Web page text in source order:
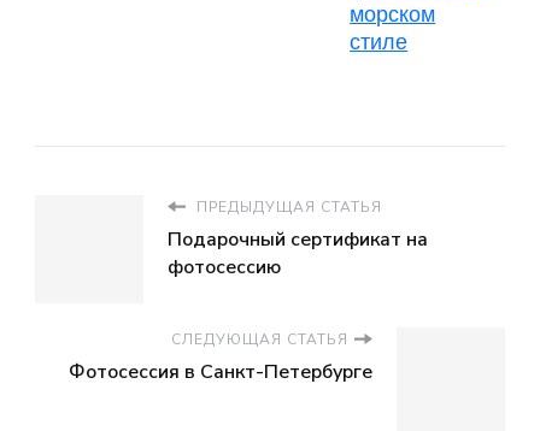
морском
стиле
ПРЕДЫДУЩАЯ СТАТЬЯ
Подарочный сертификат на
фотосессию
СЛЕДУЮЩАЯ СТАТЬЯ
Фотосессия в Санкт-Петербурге